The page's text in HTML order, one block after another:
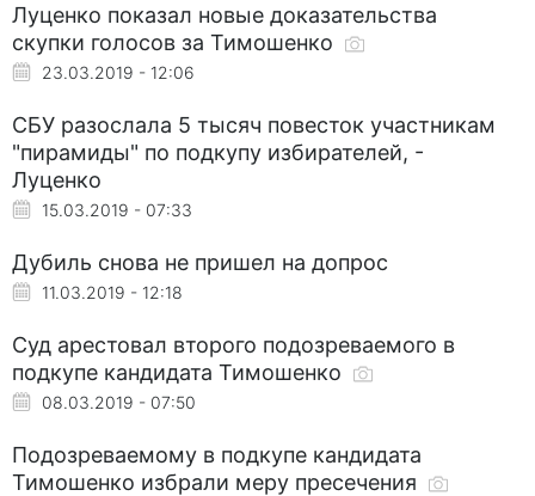
Луценко показал новые доказательства
скупки голосов за Тимошенко
23.03.2019 - 12:06
СБУ разослала 5 тысяч повесток участникам
"пирамиды" по подкупу избирателей, -
Луценко
15.03.2019 - 07:33
Дубиль снова не пришел на допрос
11.03.2019 - 12:18
Суд арестовал второго подозреваемого в
подкупе кандидата Тимошенко
08.03.2019 - 07:50
Подозреваемому в подкупе кандидата
Тимошенко избрали меру пресечения